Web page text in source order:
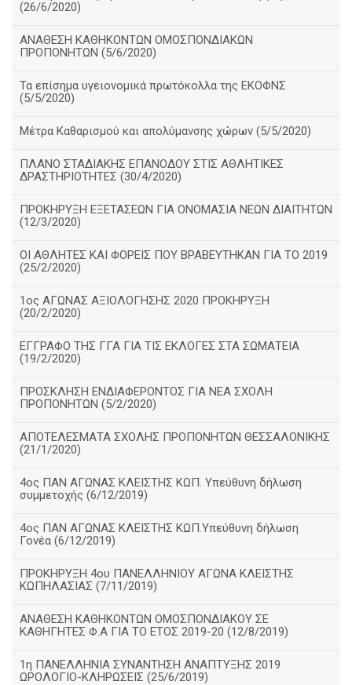
(26/6/2020)
ΑΝΑΘΕΣΗ ΚΑΘΗΚΟΝΤΩΝ ΟΜΟΣΠΟΝΔΙΑΚΩΝ
ΠΡΟΠΟΝΗΤΩΝ (5/6/2020)
Τα επίσημα υγειονομικά πρωτόκολλα της ΕΚΟΦΝΣ
(5/5/2020)
Μέτρα Καθαρισμού και απολύμανσης χώρων (5/5/2020)
ΠΛΑΝΟ ΣΤΑΔΙΑΚΗΣ ΕΠΑΝΟΔΟΥ ΣΤΙΣ ΑΘΛΗΤΙΚΕΣ
ΔΡΑΣΤΗΡΙΟΤΗΤΕΣ (30/4/2020)
ΠΡΟΚΗΡΥΞΗ ΕΞΕΤΑΣΕΩΝ ΓΙΑ ΟΝΟΜΑΣΙΑ ΝΕΩΝ ΔΙΑΙΤΗΤΩΝ
(12/3/2020)
ΟΙ ΑΘΛΗΤΕΣ ΚΑΙ ΦΟΡΕΙΣ ΠΟΥ ΒΡΑΒΕΥΤΗΚΑΝ ΓΙΑ ΤΟ 2019
(25/2/2020)
1ος ΑΓΩΝΑΣ ΑΞΙΟΛΟΓΗΣΗΣ 2020 ΠΡΟΚΗΡΥΞΗ
(20/2/2020)
ΕΓΓΡΑΦΟ ΤΗΣ ΓΓΑ ΓΙΑ ΤΙΣ ΕΚΛΟΓΕΣ ΣΤΑ ΣΩΜΑΤΕΙΑ
(19/2/2020)
ΠΡΟΣΚΛΗΣΗ ΕΝΔΙΑΦΕΡΟΝΤΟΣ ΓΙΑ ΝΕΑ ΣΧΟΛΗ
ΠΡΟΠΟΝΗΤΩΝ (5/2/2020)
ΑΠΟΤΕΛΕΣΜΑΤΑ ΣΧΟΛΗΣ ΠΡΟΠΟΝΗΤΩΝ ΘΕΣΣΑΛΟΝΙΚΗΣ
(21/1/2020)
4ος ΠΑΝ ΑΓΩΝΑΣ ΚΛΕΙΣΤΗΣ ΚΩΠ. Υπεύθυνη δήλωση
συμμετοχής (6/12/2019)
4ος ΠΑΝ ΑΓΩΝΑΣ ΚΛΕΙΣΤΗΣ ΚΩΠ.Υπεύθυνη δήλωση
Γονέα (6/12/2019)
ΠΡΟΚΗΡΥΞΗ 4ου ΠΑΝΕΛΛΗΝΙΟΥ ΑΓΩΝΑ ΚΛΕΙΣΤΗΣ
ΚΩΠΗΛΑΣΙΑΣ (7/11/2019)
ΑΝΑΘΕΣΗ ΚΑΘΗΚΟΝΤΩΝ ΟΜΟΣΠΟΝΔΙΑΚΟΥ ΣΕ
ΚΑΘΗΓΗΤΕΣ Φ.Α ΓΙΑ ΤΟ ΕΤΟΣ 2019-20 (12/8/2019)
1η ΠΑΝΕΛΛΗΝΙΑ ΣΥΝΑΝΤΗΣΗ ΑΝΑΠΤΥΞΗΣ 2019
ΩΡΟΛΟΓΙΟ-ΚΛΗΡΩΣΕΙΣ (25/6/2019)